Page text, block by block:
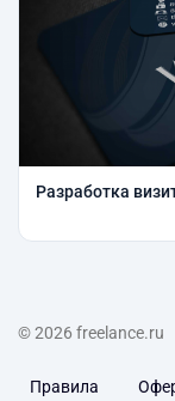
Разработка
© 2026 freelance.ru
Правила